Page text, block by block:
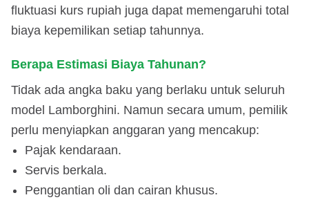
fluktuasi kurs rupiah juga dapat memengaruhi total
biaya kepemilikan setiap tahunnya.
Berapa Estimasi Biaya Tahunan?
Tidak ada angka baku yang berlaku untuk seluruh
model Lamborghini. Namun secara umum, pemilik
perlu menyiapkan anggaran yang mencakup:
Pajak kendaraan.
Servis berkala.
Penggantian oli dan cairan khusus.